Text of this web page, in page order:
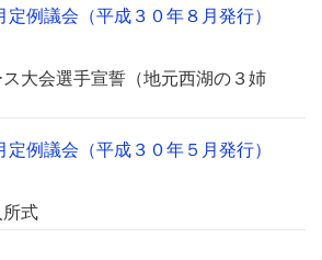
定例議会（平成３０年８月発行）
大会選手宣誓（地元西湖の３姉
定例議会（平成３０年５月発行）
所式